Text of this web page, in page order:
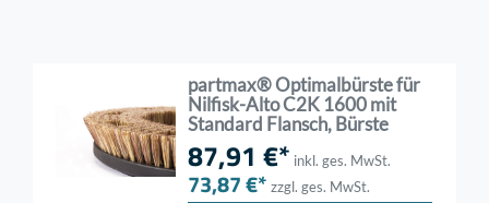
partmax® Optimalbürste für
Nilfisk-Alto C2K 1600 mit
Standard Flansch, Bürste
87,91 €* inkl. ges. MwSt.
73,87 €* zzgl. ges. MwSt.